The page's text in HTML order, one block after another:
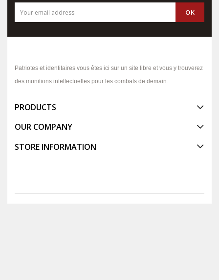
Patriotes et identitaires vous êtes ici sur un site libre et vous y trouverez
des munitions intellectuelles pour les combats de demain.
PRODUCTS
OUR COMPANY
STORE INFORMATION